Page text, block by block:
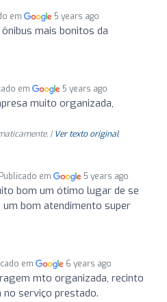
em 5 years ago
ônibus mais bonitos da
em 5 years ago
muito organizada,
| Ver texto original
Publicado em 5 years ago
bom um ótimo lugar de se
bom atendimento super
em 6 years ago
mto organizada, recinto
serviço prestado.